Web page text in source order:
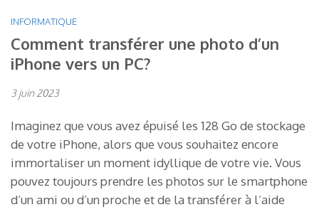
INFORMATIQUE
Comment transférer une photo d’un
iPhone vers un PC?
3 juin 2023
Imaginez que vous avez épuisé les 128 Go de stockage
de votre iPhone, alors que vous souhaitez encore
immortaliser un moment idyllique de votre vie. Vous
pouvez toujours prendre les photos sur le smartphone
d’un ami ou d’un proche et de la transférer à l’aide